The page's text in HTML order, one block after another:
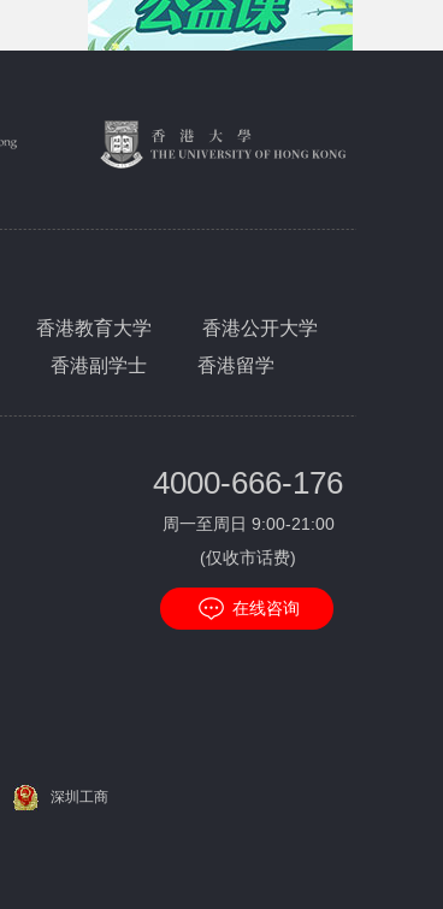
香港教育大学
香港公开大学
香港副学士 香港留学
4000-666-176
周一至周日 9:00-21:00
(仅收市话费)
在线咨询
深圳工商